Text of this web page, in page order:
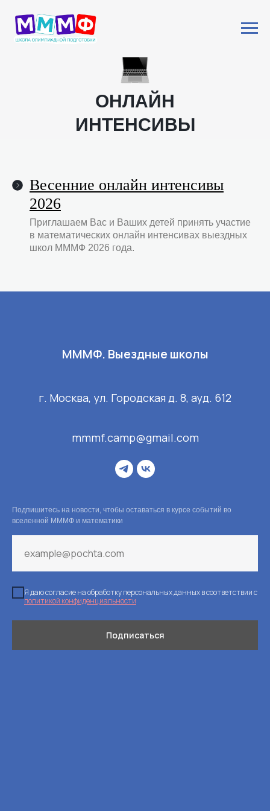
ОНЛАЙН
ИНТЕНСИВЫ
Весенние онлайн интенсивы
2026
Приглашаем Вас и Ваших детей принять участие
в математических онлайн интенсивах выездных
школ МММФ 2026 года.
МММФ. Выездные школы
г. Москва, ул. Городская д. 8, ауд. 612
mmmf.camp@gmail.com
Подпишитесь на новости, чтобы оставаться в курсе событий во
вселенной МММФ и математики
Я даю согласие на обработку персональных данных в соответствии с
политикой конфиденциальности
Подписаться